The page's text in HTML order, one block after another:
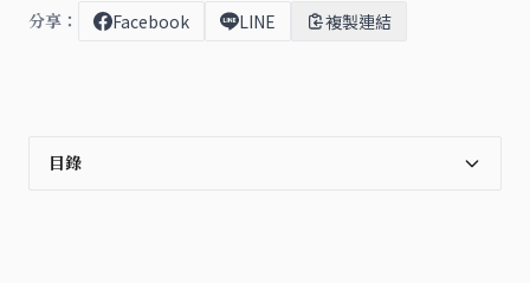
分享： Facebook LINE 複製連結
目錄